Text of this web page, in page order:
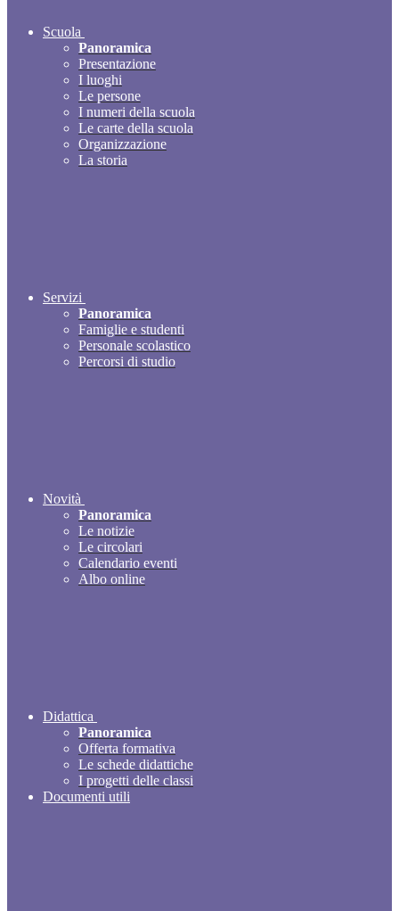
Scuola
Panoramica
Presentazione
I luoghi
Le persone
I numeri della scuola
Le carte della scuola
Organizzazione
La storia
Servizi
Panoramica
Famiglie e studenti
Personale scolastico
Percorsi di studio
Novità
Panoramica
Le notizie
Le circolari
Calendario eventi
Albo online
Didattica
Panoramica
Offerta formativa
Le schede didattiche
I progetti delle classi
Documenti utili